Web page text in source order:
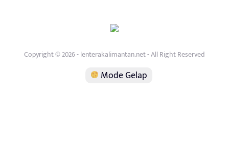
Copyright © 2026 - lenterakalimantan.net - All Right Reserved
Mode Gelap